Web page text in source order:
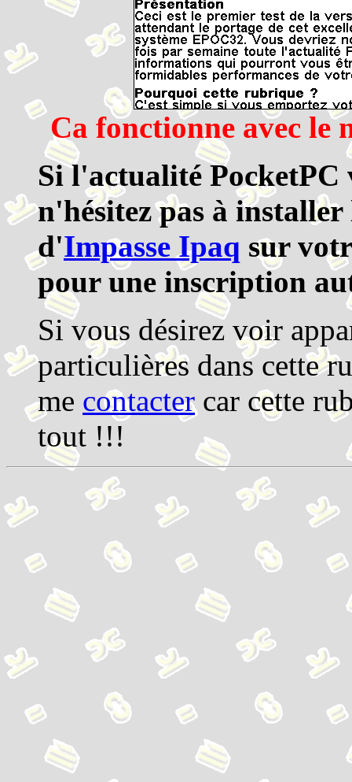
Ca fonctionne avec le
Si l'actualité PocketPC
n'hésitez pas à
d'Impasse Ipaq sur
pour une inscription
Si vous désirez voir
particulières dans cette
me contactercar cette
tout !!!